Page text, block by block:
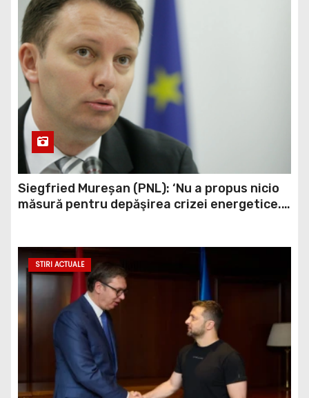
Siegfried Mureșan (PNL): ‘Nu a propus nicio
măsură pentru depăşirea crizei energetice.
STIRI ACTUALE